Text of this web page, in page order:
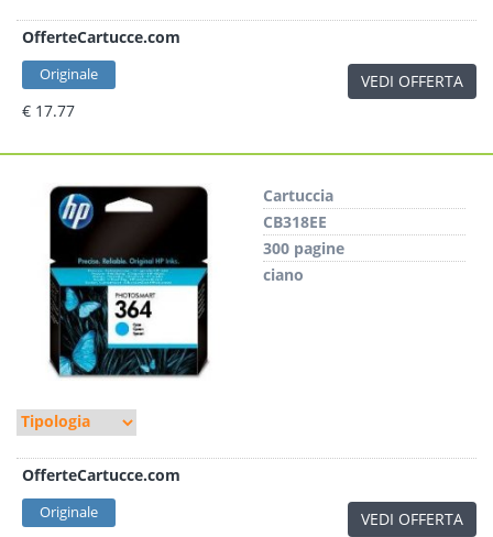
OfferteCartucce.com
Originale
€ 17.77
VEDI OFFERTA
Cartuccia
CB318EE
300 pagine
ciano
OfferteCartucce.com
Originale VEDI OFFERTA